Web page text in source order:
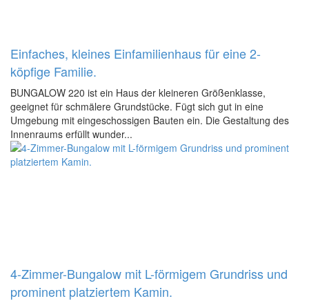
Einfaches, kleines Einfamilienhaus für eine 2-
köpfige Familie.
BUNGALOW 220 ist ein Haus der kleineren Größenklasse,
geeignet für schmälere Grundstücke. Fügt sich gut in eine
Umgebung mit eingeschossigen Bauten ein. Die Gestaltung des
Innenraums erfüllt wunder...
4-Zimmer-Bungalow mit L-förmigem Grundriss und
prominent platziertem Kamin.